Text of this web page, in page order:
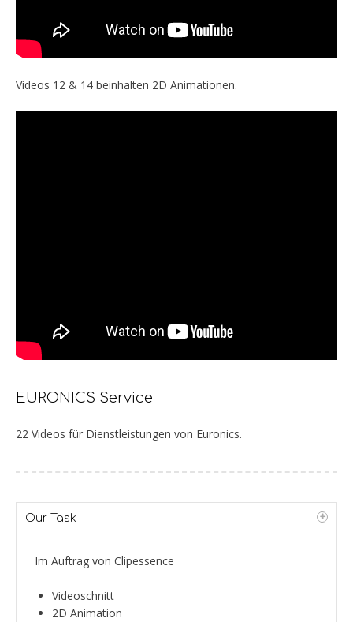
Videos 12 & 14 beinhalten 2D Animationen.
EURONICS Service
22 Videos für Dienstleistungen von Euronics.
Our Task
Im Auftrag von Clipessence
Videoschnitt
2D Animation